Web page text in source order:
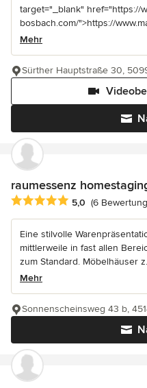
target="_blank" href="https://
bosbach.com/">https://
Mehr
Sürther Hauptstraße 30,
raumessenz
Durchschnittliche
5,0 (6
Eine stilvolle
mittlerweile in fast allen
zum Standard. Möbelhäuser
Mehr
Sonnenscheinsweg 43 b,